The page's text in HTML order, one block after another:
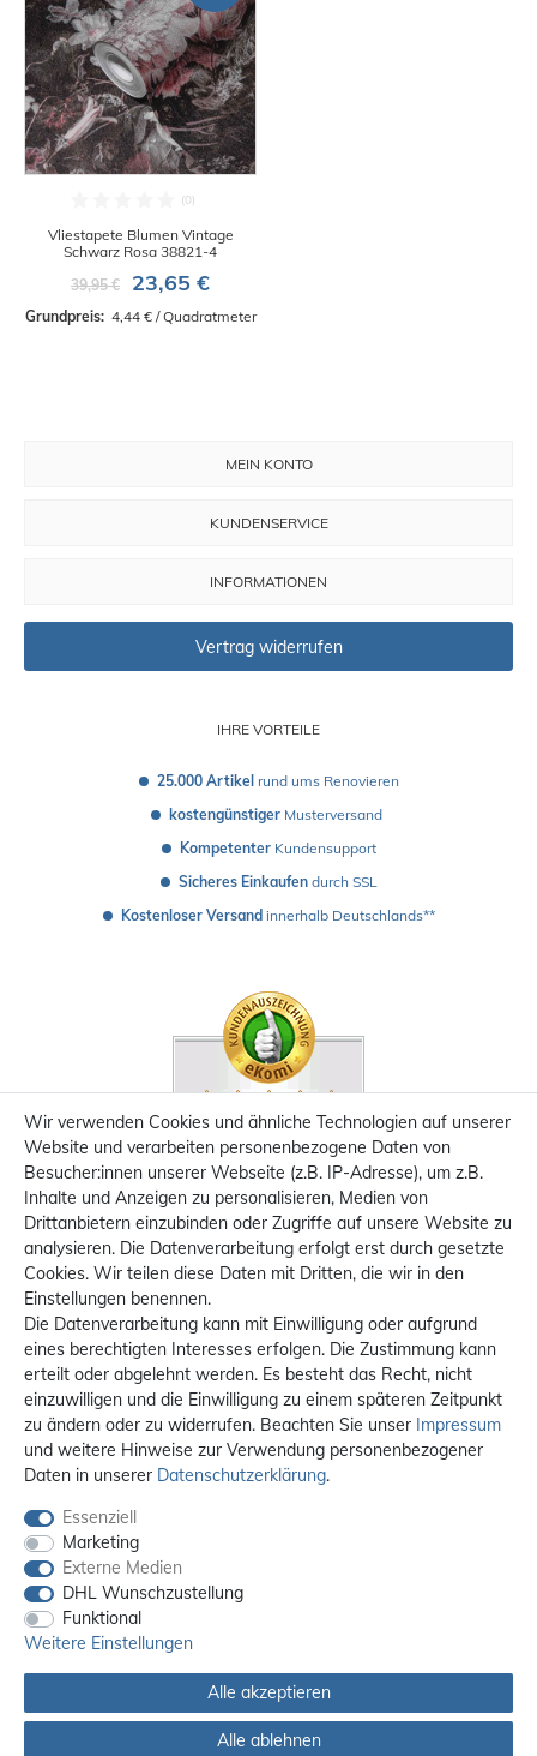
Vliestapete Blumen Vintage
Schwarz Rosa 38821-4
39,95 €
23,65 €
Grundpreis: 4,44 € / Quadratmeter
IHRE VORTEILE
25.000 Artikel rund ums Renovieren
kostengünstiger Musterversand
Kompetenter Kundensupport
Sicheres Einkaufen durch SSL
Kostenloser Versand innerhalb Deutschlands**
MEIN KONTO
KUNDENSERVICE
INFORMATIONEN
Vertrag widerrufen
Wir verwenden Cookies und ähnliche Technologien auf unserer
Website und verarbeiten personenbezogene Daten von
Besucher:innen unserer Webseite (z.B. IP-Adresse), um z.B.
Inhalte und Anzeigen zu personalisieren, Medien von
Drittanbietern einzubinden oder Zugriffe auf unsere Website zu
analysieren. Die Datenverarbeitung erfolgt erst durch gesetzte
Cookies. Wir teilen diese Daten mit Dritten, die wir in den
Einstellungen benennen.
Die Datenverarbeitung kann mit Einwilligung oder aufgrund
eines berechtigten Interesses erfolgen. Die Zustimmung kann
erteilt oder abgelehnt werden. Es besteht das Recht, nicht
einzuwilligen und die Einwilligung zu einem späteren Zeitpunkt
zu ändern oder zu widerrufen. Beachten Sie unser Impressum
und weitere Hinweise zur Verwendung personenbezogener
Daten in unserer Daten­schutz­erklärung.
Essenziell
Marketing
Externe Medien
DHL Wunschzustellung
Funktional
Weitere Einstellungen
Alle akzeptieren
Alle ablehnen